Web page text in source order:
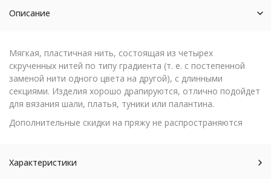
Описание
Мягкая, пластичная нить, состоящая из четырех
скрученных нитей по типу градиента (т. е. с постепенной
заменой нити одного цвета на другой), с длинными
секциями. Изделия хорошо драпируются, отлично подойдет
для вязания шали, платья, туники или палантина.
Дополнительные скидки на пряжу не распространяются
Характеристики